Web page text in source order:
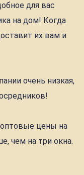
для вас
на дом! Когда
их вам и
очень низкая,
цены на
чем на три окна.